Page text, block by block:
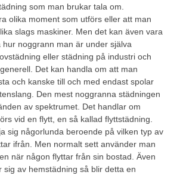
som man brukar tala om.
olika moment som utförs eller att man
slags maskiner. Men det kan även vara
hur noggrann man är under själva
eller städning på industri och
Det kan handla om att man
och kanske till och med endast spolar
Den mest noggranna städningen
av spektrumet. Det handlar om
vid en flytt, en så kallad flyttstädning.
sig någorlunda beroende på vilken typ av
ifrån. Men normalt sett använder man
när någon flyttar från sin bostad. Även
sig av hemstädning så blir detta en